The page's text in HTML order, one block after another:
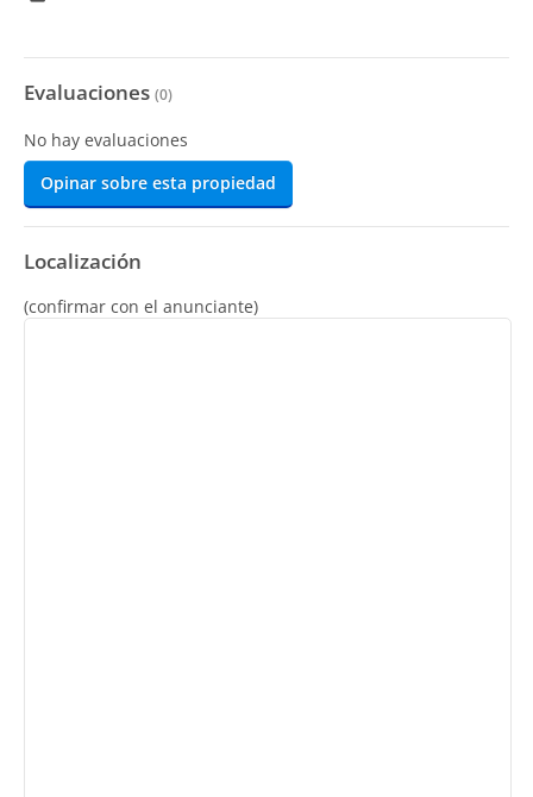
Evaluaciones (0)
No hay evaluaciones
Opinar sobre esta propiedad
Localización
(confirmar con el anunciante)